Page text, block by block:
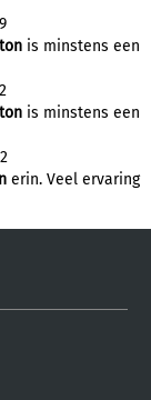
is minstens een
is minstens een
erin. Veel ervaring